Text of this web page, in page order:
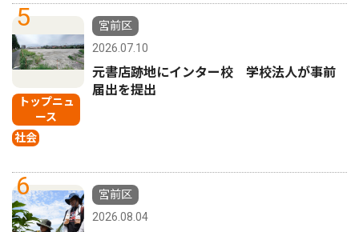
5
トップニュ
ース
社会
宮前区
2026.07.10
元書店跡地にインター校 学校法人が事前
届出を提出
6
宮前区
2026.08.04